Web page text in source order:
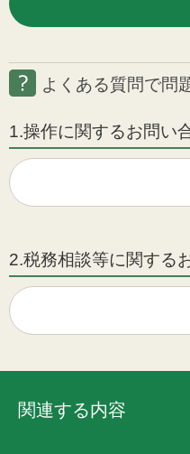
よくある質問で問
1.操作に関するお問い
2.税務相談等に関する
関連する内容